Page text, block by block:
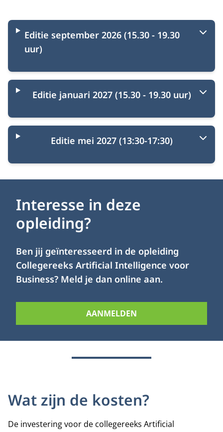
Startmomenten
Editie september 2026 (15.30 - 19.30
uur)
Editie januari 2027 (15.30 - 19.30 uur)
Editie mei 2027 (13:30-17:30)
Interesse in deze
opleiding?
Ben jij geïnteresseerd in de opleiding
Collegereeks Artificial Intelligence voor
Business? Meld je dan online aan.
AANMELDEN
Wat zijn de kosten?
De investering voor de collegereeks Artificial